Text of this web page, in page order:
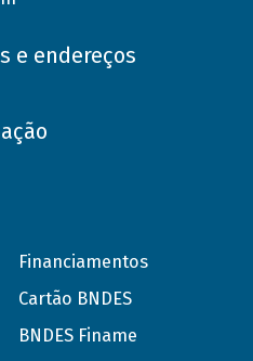
e endereços
Financiamentos
Cartão BNDES
BNDES Finame